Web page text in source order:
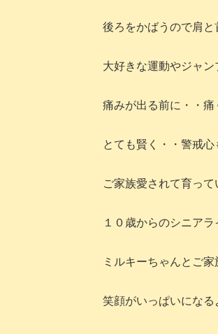
後ろをかばうので肩と
大好きな運動やジャ
痛みが出る前に・・痛
とても賢く・・警戒心
ご家族愛されて育って
１０歳からのシニアラ
ミルキーちゃんとご家
笑顔がいっぱいになる